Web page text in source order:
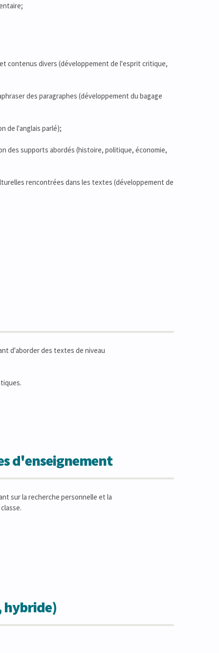
contenus divers (développement de l'esprit critique,
des paragraphes (développement du bagage
de l'anglais parlé);
des supports abordés (histoire, politique, économie,
rencontrées dans les textes (développement de
d'aborder des textes de niveau
d'enseignement
sur la recherche personnelle et la
hybride)